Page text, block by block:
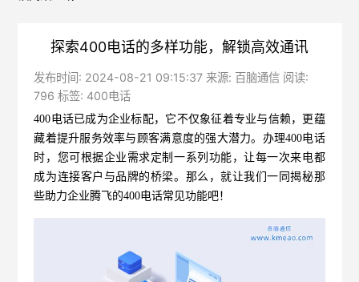
探索400电话的多样功能，解锁高效通讯
发布时间: 2024-08-21 09:15:37 来源: 百脑通信 阅读:
796 标签: 400电话
400电话已成为企业标配，它不仅象征着专业与信赖，更蕴
藏着提升服务效率与顾客满意度的强大潜力。 办理400电话
时，您可根据企业需求定制一系列功能，让每一次来电都
成为连接客户与品牌的桥梁。那么，就让我们一同揭秘那
些助力企业腾飞的400电话常见功能吧！